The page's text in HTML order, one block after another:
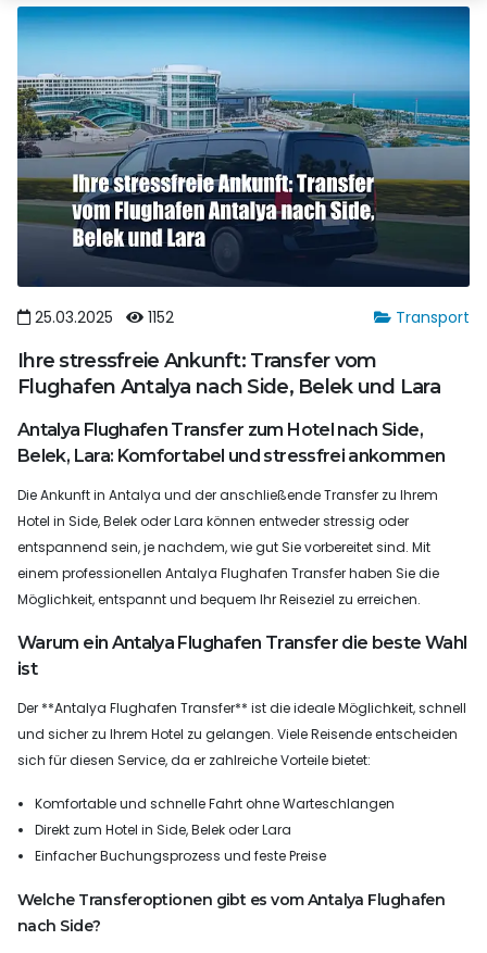
Transport
25.03.2025 1152
Ihre stressfreie Ankunft: Transfer vom
Flughafen Antalya nach Side, Belek und Lara
Antalya Flughafen Transfer zum Hotel nach Side,
Belek, Lara: Komfortabel und stressfrei ankommen
Die Ankunft in Antalya und der anschließende Transfer zu Ihrem
Hotel in Side, Belek oder Lara können entweder stressig oder
entspannend sein, je nachdem, wie gut Sie vorbereitet sind. Mit
einem professionellen Antalya Flughafen Transfer haben Sie die
Möglichkeit, entspannt und bequem Ihr Reiseziel zu erreichen.
Warum ein Antalya Flughafen Transfer die beste Wahl
ist
Der **Antalya Flughafen Transfer** ist die ideale Möglichkeit, schnell
und sicher zu Ihrem Hotel zu gelangen. Viele Reisende entscheiden
sich für diesen Service, da er zahlreiche Vorteile bietet:
Komfortable und schnelle Fahrt ohne Warteschlangen
Direkt zum Hotel in Side, Belek oder Lara
Einfacher Buchungsprozess und feste Preise
Welche Transferoptionen gibt es vom Antalya Flughafen
nach Side?